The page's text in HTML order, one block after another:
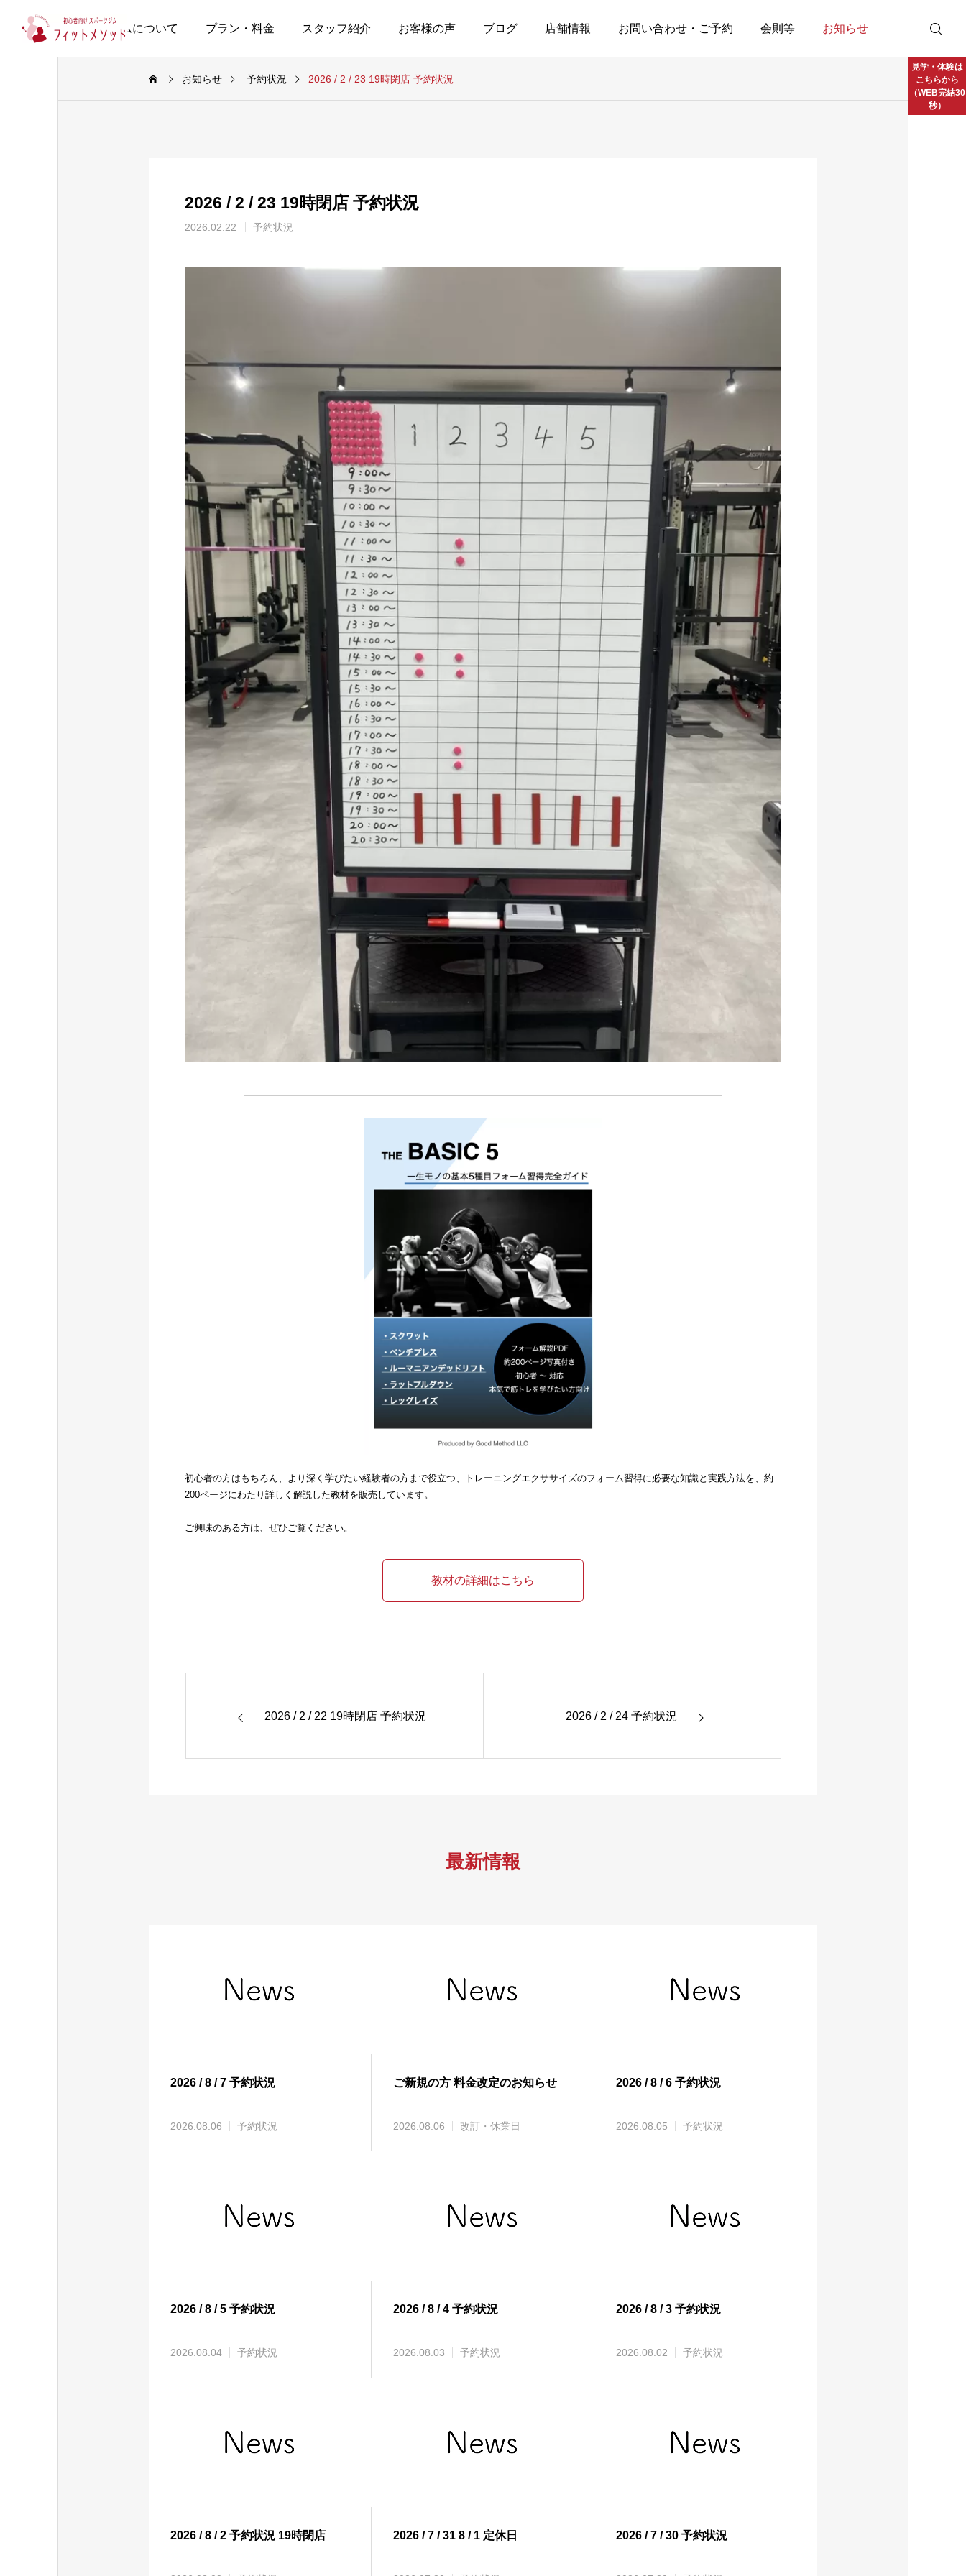
当ジムについて プラン・料金 スタッフ紹介 お客様の声 ブログ 店舗情報 お問い合わせ・ご予約 会則等 お知らせ
見学・体験は
こちらから
（WEB完結30
秒）
お知らせ 予約状況 2026 / 2 / 23 19時閉店 予約状況
2026 / 2 / 23 19時閉店 予約状況
2026.02.22 予約状況
初心者の方はもちろん、より深く学びたい経験者の方まで役立つ、トレーニングエクササイズのフォーム習得に必要な知識と実践方法を、約
200ページにわたり詳しく解説した教材を販売しています。
ご興味のある方は、ぜひご覧ください。
教材の詳細はこちら
2026 / 2 / 22 19時閉店 予約状況 2026 / 2 / 24 予約状況
最新情報
2026 / 8 / 7 予約状況
2026.08.06 予約状況
ご新規の方 料金改定のお知らせ
2026.08.06 改訂・休業日
2026 / 8 / 6 予約状況
2026.08.05 予約状況
2026 / 8 / 5 予約状況
2026.08.04 予約状況
2026 / 8 / 4 予約状況
2026.08.03 予約状況
2026 / 8 / 3 予約状況
2026.08.02 予約状況
2026 / 8 / 2 予約状況 19時閉店 2026 / 7 / 31 8 / 1 定休日 2026 / 7 / 30 予約状況